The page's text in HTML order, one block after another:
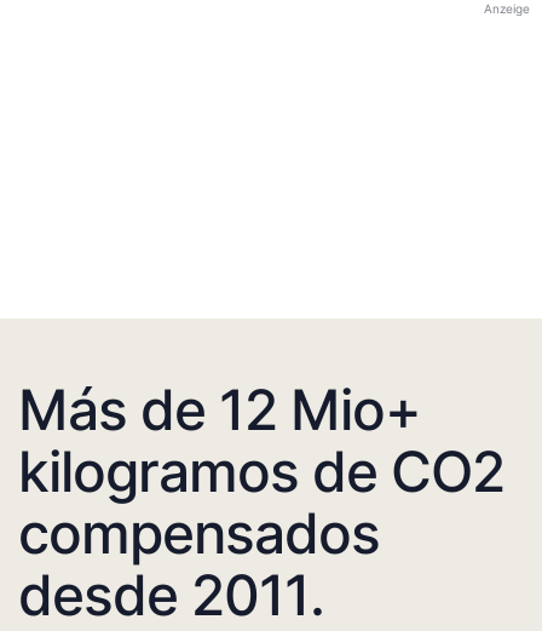
Anzeige
Más de 12 Mio+
kilogramos de CO2
compensados
desde 2011.